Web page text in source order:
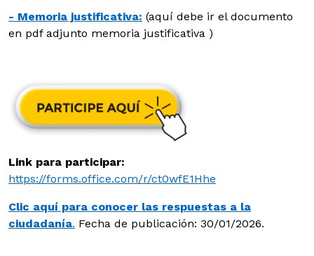
- Memoria justificativa: (aquí debe ir el documento
en pdf adjunto memoria justificativa )
Link para participar:
https://forms.office.com/r/ct0wfE1Hhe
Clic aquí para conocer las respuestas a la
ciudadanía. Fecha de publicación: 30/01/2026.